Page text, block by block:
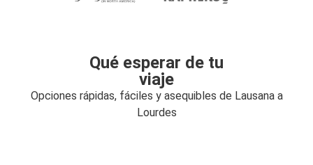
Qué esperar de tu
viaje
Opciones rápidas, fáciles y asequibles de Lausana a
Lourdes